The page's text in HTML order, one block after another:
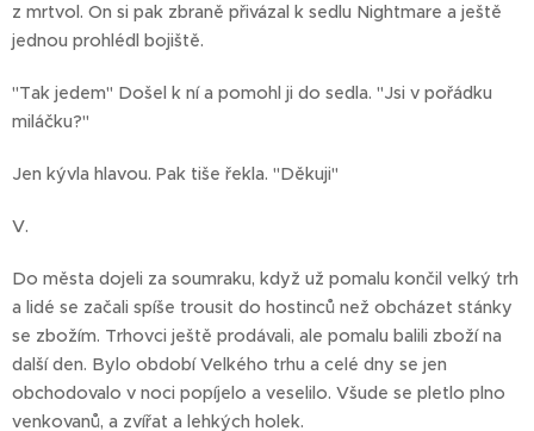
z mrtvol. On si pak zbraně přivázal k sedlu Nightmare a ještě
jednou prohlédl bojiště.
"Tak jedem" Došel k ní a pomohl ji do sedla. "Jsi v pořádku
miláčku?"
Jen kývla hlavou. Pak tiše řekla. "Děkuji"
V.
Do města dojeli za soumraku, když už pomalu končil velký trh
a lidé se začali spíše trousit do hostinců než obcházet stánky
se zbožím. Trhovci ještě prodávali, ale pomalu balili zboží na
další den. Bylo období Velkého trhu a celé dny se jen
obchodovalo v noci popíjelo a veselilo. Všude se pletlo plno
venkovanů, a zvířat a lehkých holek.